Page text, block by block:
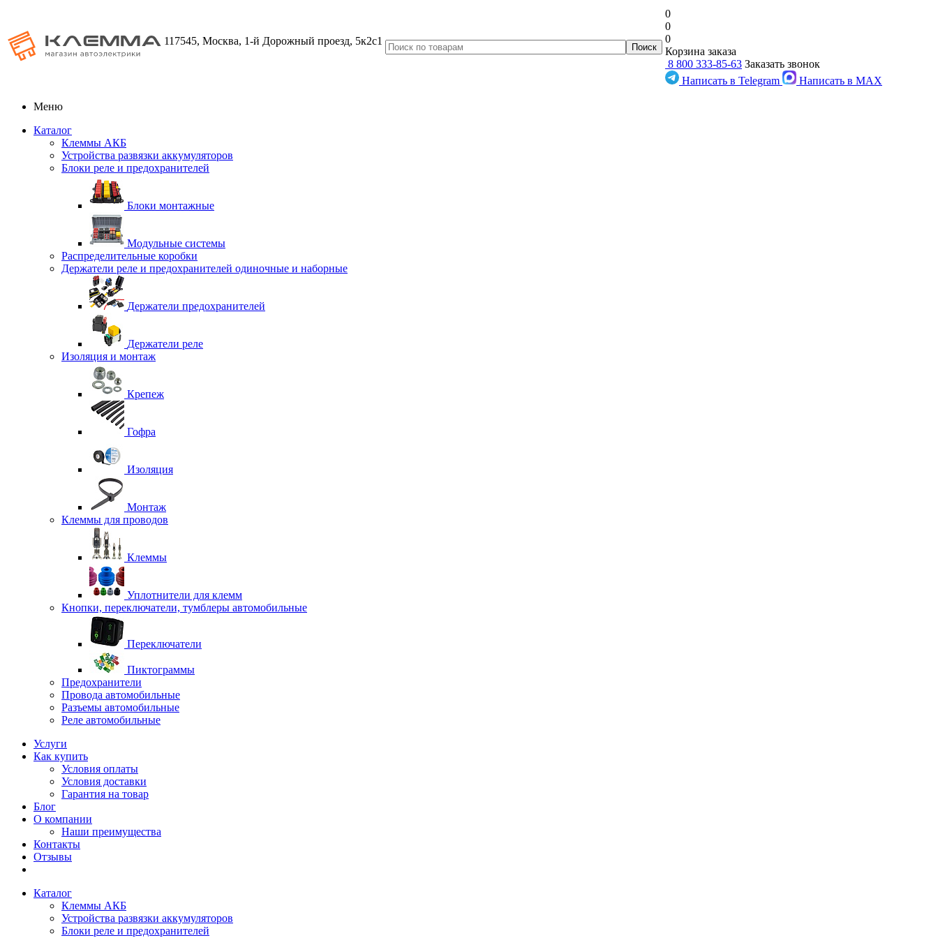
117545, Москва, 1-й Дорожный проезд, 5к2с1
0
0
0
Корзина заказа
8 800 333-85-63 Заказать звонок
Написать в Telegram
Написать в MAX
Меню
Каталог
Клеммы АКБ
Устройства развязки аккумуляторов
Блоки реле и предохранителей
Блоки монтажные
Модульные системы
Распределительные коробки
Держатели реле и предохранителей одиночные и наборные
Держатели предохранителей
Держатели реле
Изоляция и монтаж
Крепеж
Гофра
Изоляция
Монтаж
Клеммы для проводов
Клеммы
Уплотнители для клемм
Кнопки, переключатели, тумблеры автомобильные
Переключатели
Пиктограммы
Предохранители
Провода автомобильные
Разъемы автомобильные
Реле автомобильные
Услуги
Как купить
Условия оплаты
Условия доставки
Гарантия на товар
Блог
О компании
Наши преимущества
Контакты
Отзывы
Каталог
Клеммы АКБ
Устройства развязки аккумуляторов
Блоки реле и предохранителей